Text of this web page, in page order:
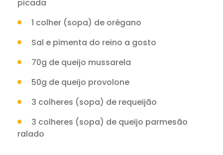
picada
1 colher (sopa) de orégano
Sal e pimenta do reino a gosto
70g de queijo mussarela
50g de queijo provolone
3 colheres (sopa) de requeijão
3 colheres (sopa) de queijo parmesão
ralado